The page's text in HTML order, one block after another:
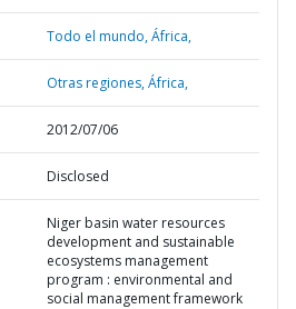
Todo el mundo,África,
Otras regiones,África,
2012/07/06
Disclosed
Niger basin water resources
development and sustainable
ecosystems management
program : environmental and
social management framework